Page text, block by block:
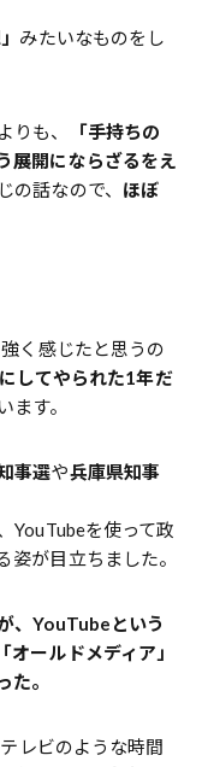
みたいなものをし
りも、
「手持ちの
展開にならざるをえ
の話なので、 ほぼ
く感じたと思うの
してやられた1年だ
ます。
事選や兵庫県知事
YouTubeを使って政
が目立ちました。
、YouTube という
ールドメディア」
た。
レビのような時間